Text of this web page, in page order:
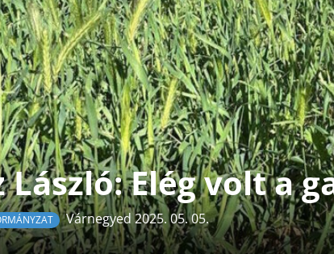
László: Elég volt a
Várnegyed 2025. 05. 05.